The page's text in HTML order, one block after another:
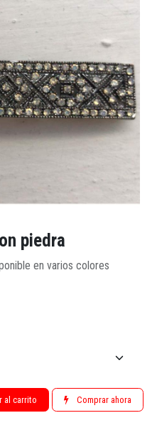
piedra
en varios colores
al carrito Comprar ahora